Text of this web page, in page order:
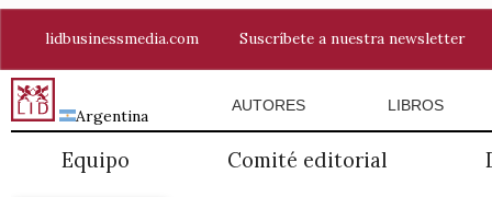
lidbusinessmedia.com Suscríbete a nuestra newsletter
Argentina
AUTORES LIBROS
Equipo Comité editorial